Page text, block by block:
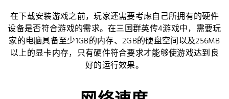
在下载安装游戏之前，玩家还需要考虑自己所拥有的硬件
设备是否符合游戏的需求。在三国群英传4游戏中，需要玩
家的电脑具备至少1GB的内存、2GB的硬盘空间以及256MB
以上的显卡内存，只有硬件符合要求才能够使游戏达到良
好的运行效果。